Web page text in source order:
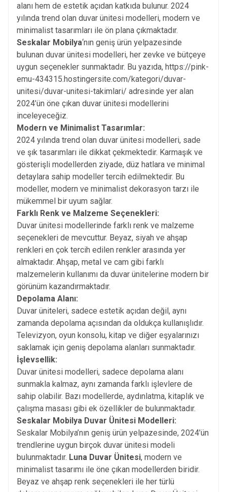
alanı hem de estetik açıdan katkıda bulunur. 2024
yılında trend olan duvar ünitesi modelleri, modern ve
minimalist tasarımları ile ön plana çıkmaktadır.
Seskalar Mobilya‘nın geniş ürün yelpazesinde
bulunan duvar ünitesi modelleri, her zevke ve bütçeye
uygun seçenekler sunmaktadır. Bu yazıda, https://pink-
emu-434315.hostingersite.com/kategori/duvar-
unitesi/duvar-unitesi-takimlari/ adresinde yer alan
2024’ün öne çıkan duvar ünitesi modellerini
inceleyeceğiz.
Modern ve Minimalist Tasarımlar:
2024 yılında trend olan duvar ünitesi modelleri, sade
ve şık tasarımları ile dikkat çekmektedir. Karmaşık ve
gösterişli modellerden ziyade, düz hatlara ve minimal
detaylara sahip modeller tercih edilmektedir. Bu
modeller, modern ve minimalist dekorasyon tarzı ile
mükemmel bir uyum sağlar.
Farklı Renk ve Malzeme Seçenekleri:
Duvar ünitesi modellerinde farklı renk ve malzeme
seçenekleri de mevcuttur. Beyaz, siyah ve ahşap
renkleri en çok tercih edilen renkler arasında yer
almaktadır. Ahşap, metal ve cam gibi farklı
malzemelerin kullanımı da duvar ünitelerine modern bir
görünüm kazandırmaktadır.
Depolama Alanı:
Duvar üniteleri, sadece estetik açıdan değil, aynı
zamanda depolama açısından da oldukça kullanışlıdır.
Televizyon, oyun konsolu, kitap ve diğer eşyalarınızı
saklamak için geniş depolama alanları sunmaktadır.
İşlevsellik:
Duvar ünitesi modelleri, sadece depolama alanı
sunmakla kalmaz, aynı zamanda farklı işlevlere de
sahip olabilir. Bazı modellerde, aydınlatma, kitaplık ve
çalışma masası gibi ek özellikler de bulunmaktadır.
Seskalar Mobilya Duvar Ünitesi Modelleri:
Seskalar Mobilya’nın geniş ürün yelpazesinde, 2024’ün
trendlerine uygun birçok duvar ünitesi modeli
bulunmaktadır. Luna Duvar Ünitesi, modern ve
minimalist tasarımı ile öne çıkan modellerden biridir.
Beyaz ve ahşap renk seçenekleri ile her türlü